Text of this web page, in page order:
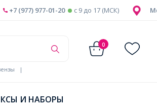
+7 (977) 977-01-20 c 9 до 17 (МСК)
0
|
И НАБОРЫ